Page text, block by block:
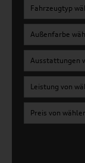
Fahrzeugtyp
Außenfarbe
Ausstattungen
Leistung von
Preis von